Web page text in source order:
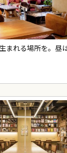
まれる場所を。昼